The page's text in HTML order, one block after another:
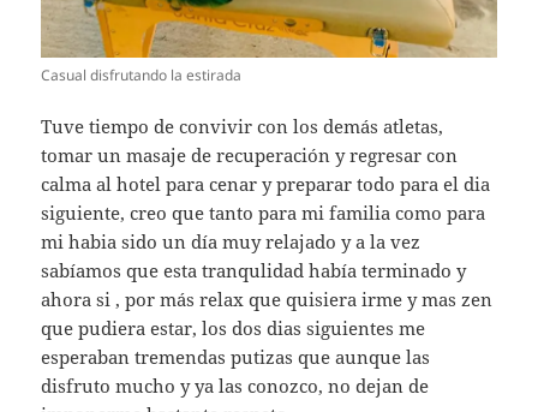
Casual disfrutando la estirada
Tuve tiempo de convivir con los demás atletas,
tomar un masaje de recuperación y regresar con
calma al hotel para cenar y preparar todo para el dia
siguiente, creo que tanto para mi familia como para
mi habia sido un día muy relajado y a la vez
sabíamos que esta tranqulidad había terminado y
ahora si , por más relax que quisiera irme y mas zen
que pudiera estar, los dos dias siguientes me
esperaban tremendas putizas que aunque las
disfruto mucho y ya las conozco, no dejan de